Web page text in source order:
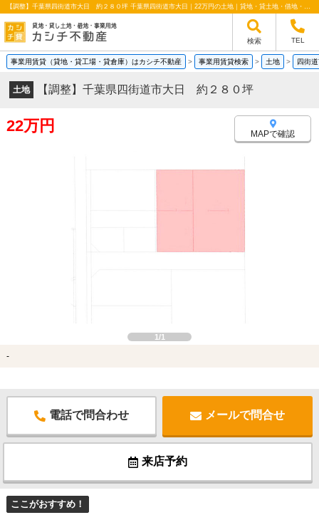
【調整】千葉県四街道市大日 約２８０坪 千葉県四街道市大日｜22万円の土地｜貸地・貸土地・借地・事業用地情報｜カシチ不動産
検索 TEL
事業用賃貸（貸地・貸工場・貸倉庫）はカシチ不動産 > 事業用賃貸検索 > 土地 > 四街
土地 【調整】千葉県四街道市大日 約２８０坪
22万円 MAPで確認
1/1
-
電話で問合わせ メールで問合せ
来店予約
ここがおすすめ！